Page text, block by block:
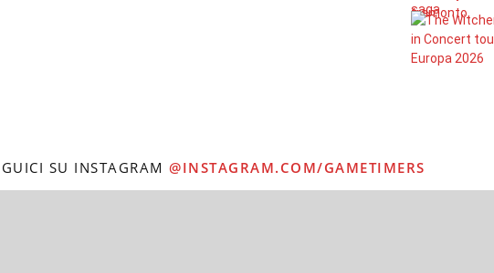
SU INSTAGRAM @INSTAGRAM.COM/GAMETIMERS